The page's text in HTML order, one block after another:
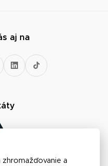
aj na
a